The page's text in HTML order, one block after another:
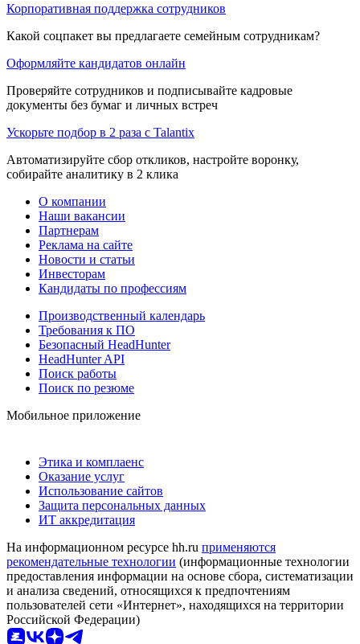
Корпоративная поддержка сотрудников
Какой соцпакет вы предлагаете семейным сотрудникам?
Оформляйте кандидатов онлайн
Проверяйте сотрудников и подписывайте кадровые
документы без бумаг и личных встреч
Ускорьте подбор в 2 раза с Talantix
Автоматизируйте сбор откликов, настройте воронку,
собирайте аналитику в 2 клика
О компании
Наши вакансии
Партнерам
Реклама на сайте
Новости и статьи
Инвесторам
Кандидаты по профессиям
Производственный календарь
Требования к ПО
Безопасный HeadHunter
HeadHunter API
Поиск работы
Поиск по резюме
Мобильное приложение
Этика и комплаенс
Оказание услуг
Использование сайтов
Защита персональных данных
ИТ аккредитация
На информационном ресурсе hh.ru применяются
рекомендательные технологии (информационные технологии
предоставления информации на основе сбора, систематизации
и анализа сведений, относящихся к предпочтениям
пользователей сети «Интернет», находящихся на территории
Российской Федерации)